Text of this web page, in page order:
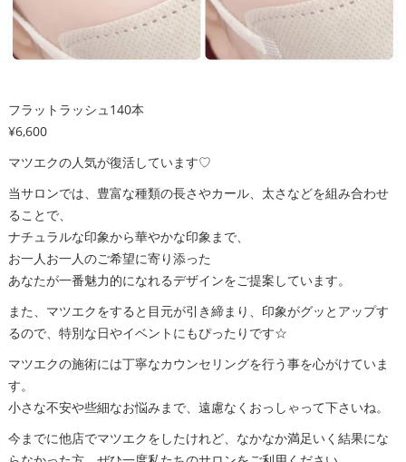
フラットラッシュ140本
¥6,600
マツエクの人気が復活しています♡
当サロンでは、豊富な種類の長さやカール、太さなどを組み合わせ
ることで、
ナチュラルな印象から華やかな印象まで、
お一人お一人のご希望に寄り添った
あなたが一番魅力的になれるデザインをご提案しています。
また、マツエクをすると目元が引き締まり、印象がグッとアップす
るので、特別な日やイベントにもぴったりです☆
マツエクの施術には丁寧なカウンセリングを行う事を心がけていま
す。
小さな不安や些細なお悩みまで、遠慮なくおっしゃって下さいね。
今までに他店でマツエクをしたけれど、なかなか満足いく結果にな